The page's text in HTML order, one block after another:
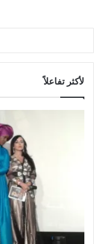
لأكثر تفاعلاً